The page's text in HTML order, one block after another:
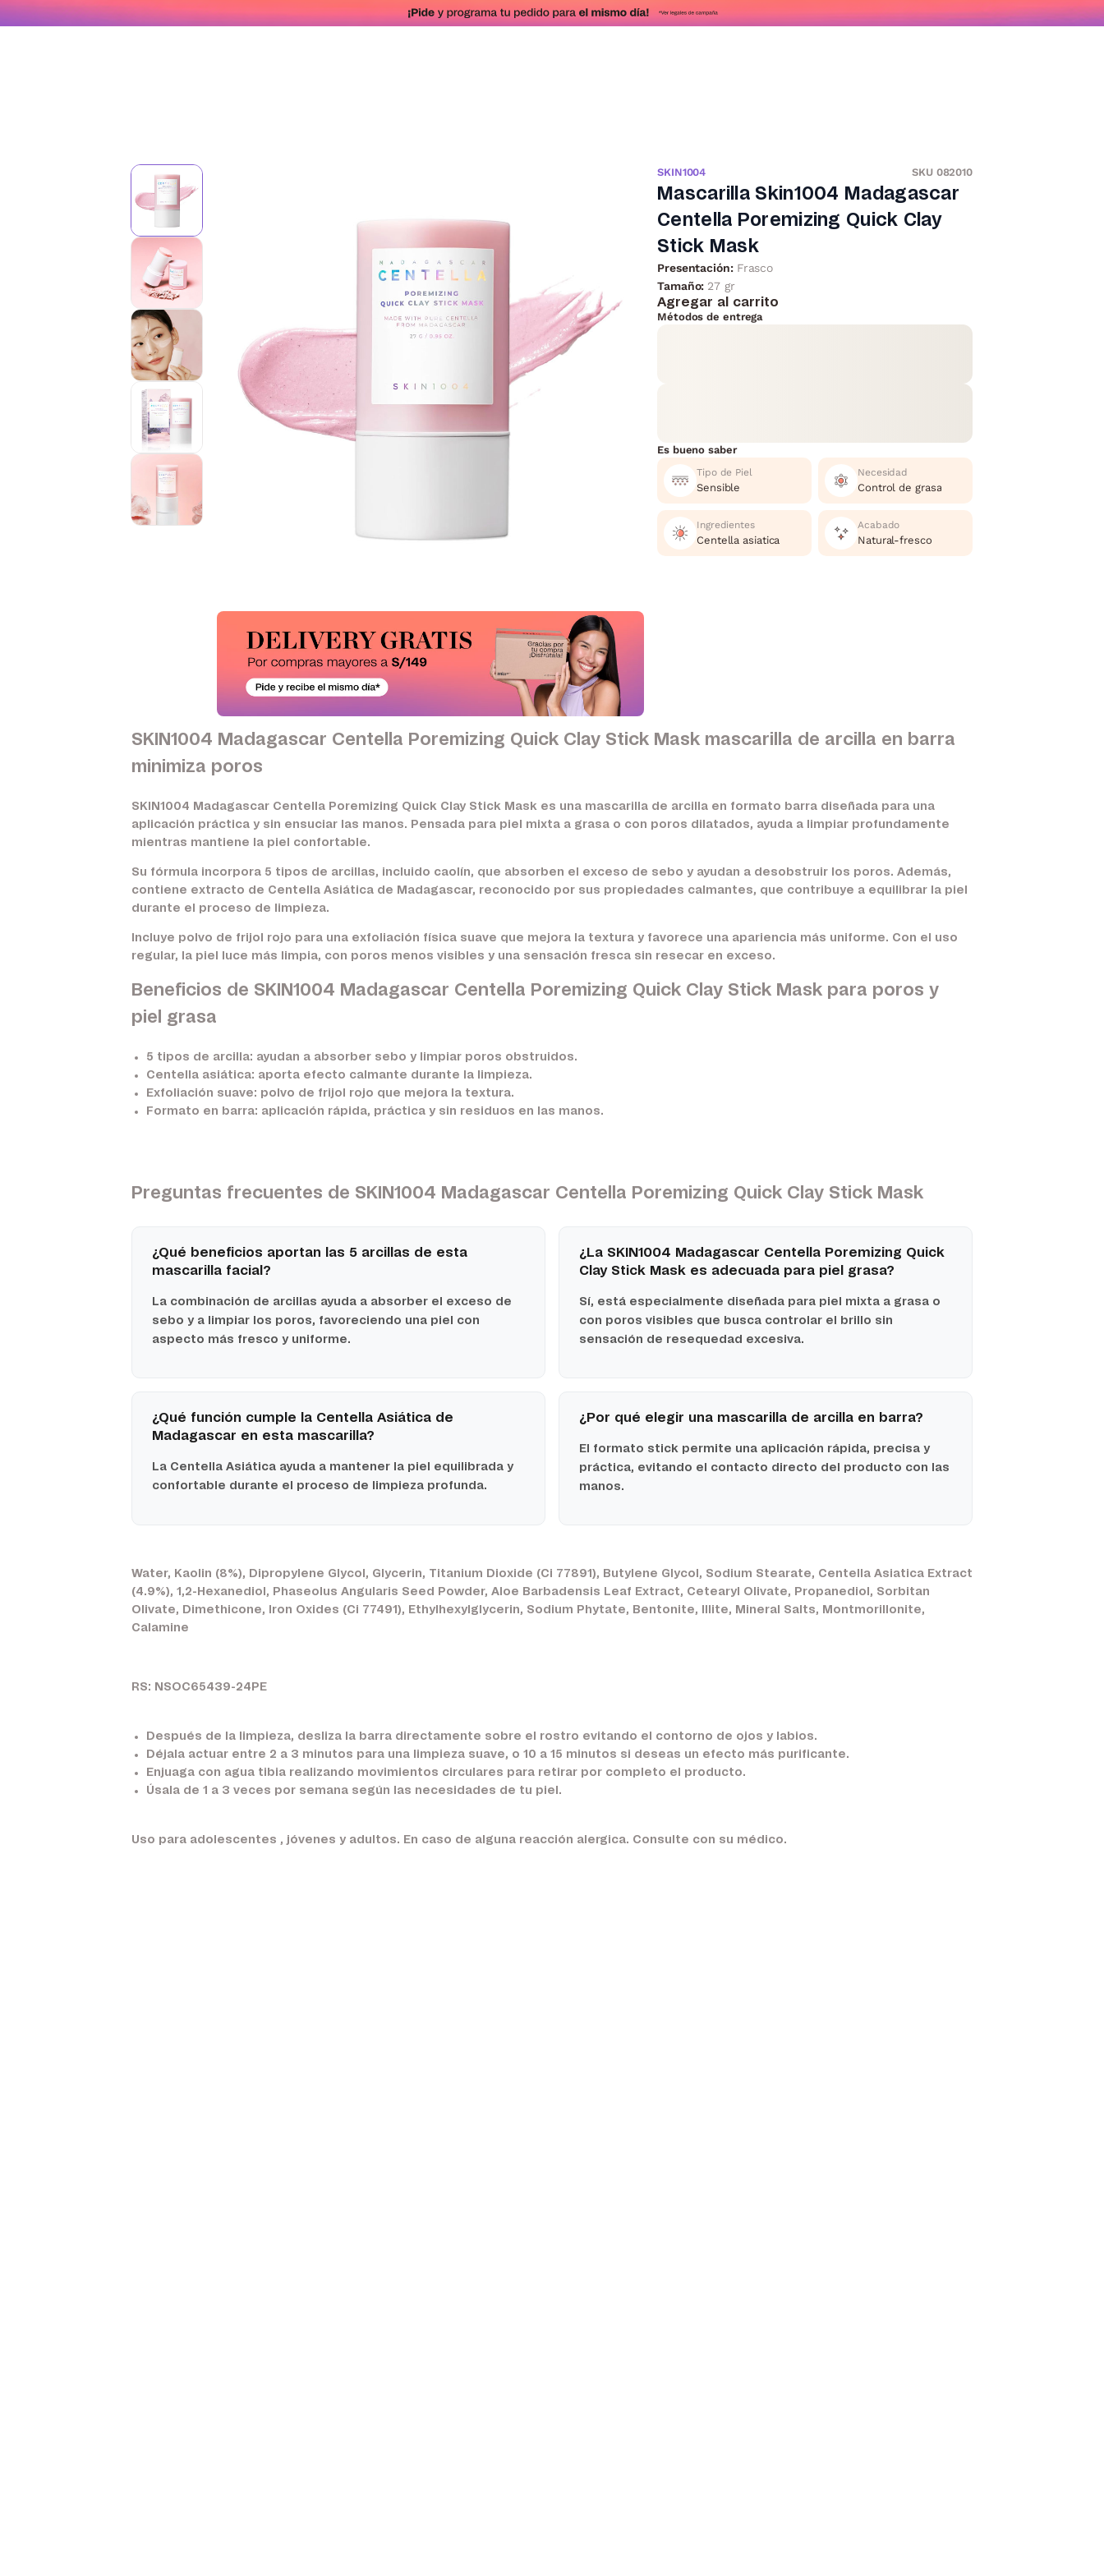
SKIN1004 SKU 082010
Mascarilla Skin1004 Madagascar
Centella Poremizing Quick Clay
Stick Mask
Presentación: Frasco
Tamaño: 27 gr
Agregar al carrito
Métodos de entrega
Es bueno saber
Tipo de Piel
Sensible
Necesidad
Control de grasa
Ingredientes
Centella asiatica
Acabado
Natural-fresco
SKIN1004 Madagascar Centella Poremizing Quick Clay Stick Mask mascarilla de arcilla en barra
minimiza poros
SKIN1004 Madagascar Centella Poremizing Quick Clay Stick Mask es una mascarilla de arcilla en formato barra diseñada para una
aplicación práctica y sin ensuciar las manos. Pensada para piel mixta a grasa o con poros dilatados, ayuda a limpiar profundamente
mientras mantiene la piel confortable.
Su fórmula incorpora 5 tipos de arcillas, incluido caolín, que absorben el exceso de sebo y ayudan a desobstruir los poros. Además,
contiene extracto de Centella Asiática de Madagascar, reconocido por sus propiedades calmantes, que contribuye a equilibrar la piel
durante el proceso de limpieza.
Incluye polvo de frijol rojo para una exfoliación física suave que mejora la textura y favorece una apariencia más uniforme. Con el uso
regular, la piel luce más limpia, con poros menos visibles y una sensación fresca sin resecar en exceso.
Beneficios de SKIN1004 Madagascar Centella Poremizing Quick Clay Stick Mask para poros y
piel grasa
5 tipos de arcilla: ayudan a absorber sebo y limpiar poros obstruidos.
Centella asiática: aporta efecto calmante durante la limpieza.
Exfoliación suave: polvo de frijol rojo que mejora la textura.
Formato en barra: aplicación rápida, práctica y sin residuos en las manos.
Preguntas frecuentes de SKIN1004 Madagascar Centella Poremizing Quick Clay Stick Mask
¿Qué beneficios aportan las 5 arcillas de esta
mascarilla facial?
La combinación de arcillas ayuda a absorber el exceso de
sebo y a limpiar los poros, favoreciendo una piel con
aspecto más fresco y uniforme.
¿La SKIN1004 Madagascar Centella Poremizing Quick
Clay Stick Mask es adecuada para piel grasa?
Sí, está especialmente diseñada para piel mixta a grasa o
con poros visibles que busca controlar el brillo sin
sensación de resequedad excesiva.
¿Qué función cumple la Centella Asiática de
Madagascar en esta mascarilla?
La Centella Asiática ayuda a mantener la piel equilibrada y
confortable durante el proceso de limpieza profunda.
¿Por qué elegir una mascarilla de arcilla en barra?
El formato stick permite una aplicación rápida, precisa y
práctica, evitando el contacto directo del producto con las
manos.
Water, Kaolin (8%), Dipropylene Glycol, Glycerin, Titanium Dioxide (Ci 77891), Butylene Glycol, Sodium Stearate, Centella Asiatica Extract
(4.9%), 1,2-Hexanediol, Phaseolus Angularis Seed Powder, Aloe Barbadensis Leaf Extract, Cetearyl Olivate, Propanediol, Sorbitan
Olivate, Dimethicone, Iron Oxides (Ci 77491), Ethylhexylglycerin, Sodium Phytate, Bentonite, Illite, Mineral Salts, Montmorillonite,
Calamine
RS: NSOC65439-24PE
Después de la limpieza, desliza la barra directamente sobre el rostro evitando el contorno de ojos y labios.
Déjala actuar entre 2 a 3 minutos para una limpieza suave, o 10 a 15 minutos si deseas un efecto más purificante.
Enjuaga con agua tibia realizando movimientos circulares para retirar por completo el producto.
Úsala de 1 a 3 veces por semana según las necesidades de tu piel.
Uso para adolescentes , jóvenes y adultos. En caso de alguna reacción alergica. Consulte con su médico.